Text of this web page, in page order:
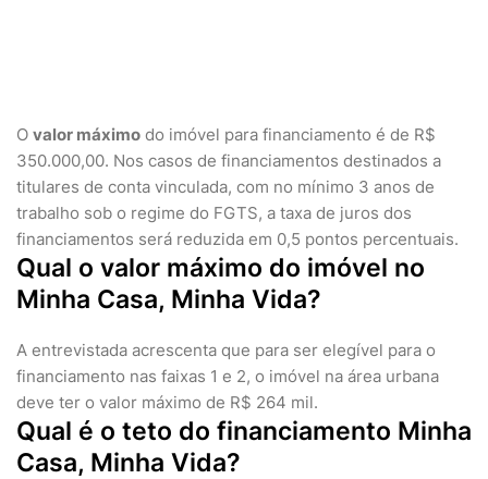
O valor máximo do imóvel para financiamento é de R$
350.000,00. Nos casos de financiamentos destinados a
titulares de conta vinculada, com no mínimo 3 anos de
trabalho sob o regime do FGTS, a taxa de juros dos
financiamentos será reduzida em 0,5 pontos percentuais.
Qual o valor máximo do imóvel no
Minha Casa, Minha Vida?
A entrevistada acrescenta que para ser elegível para o
financiamento nas faixas 1 e 2, o imóvel na área urbana
deve ter o valor máximo de R$ 264 mil.
Qual é o teto do financiamento Minha
Casa, Minha Vida?